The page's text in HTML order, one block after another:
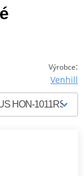
Výrobce:
Venhill